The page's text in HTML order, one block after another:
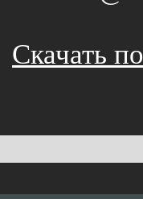
Скачать